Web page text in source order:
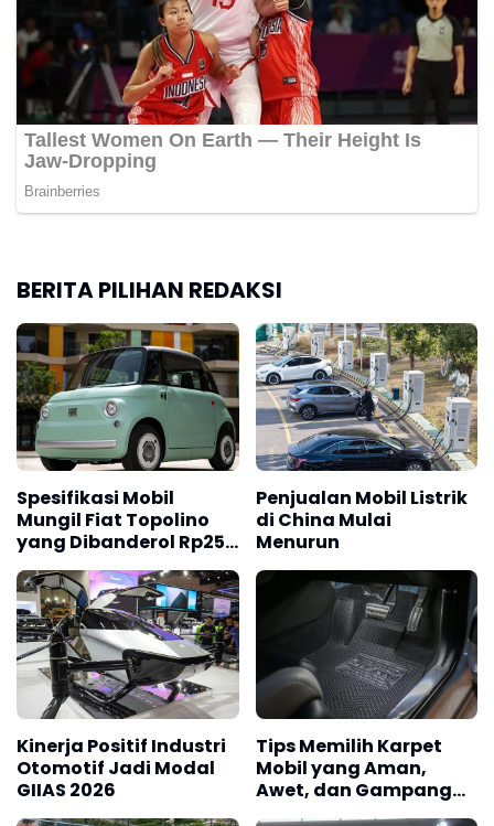
BERITA PILIHAN REDAKSI
Spesifikasi Mobil
Mungil Fiat Topolino
yang Dibanderol Rp250
Jutaan
Penjualan Mobil Listrik
di China Mulai
Menurun
Kinerja Positif Industri
Otomotif Jadi Modal
GIIAS 2026
Tips Memilih Karpet
Mobil yang Aman,
Awet, dan Gampang
Dirawat